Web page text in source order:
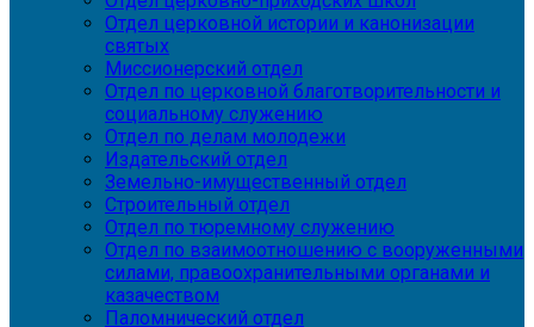
Отдел церковной истории и канонизации
святых
Миссионерский отдел
Отдел по церковной благотворительности и
социальному служению
Отдел по делам молодежи
Издательский отдел
Земельно-имущественный отдел
Строительный отдел
Отдел по тюремному служению
Отдел по взаимоотношению с вооруженными
силами, правоохранительными органами и
казачеством
Паломнический отдел